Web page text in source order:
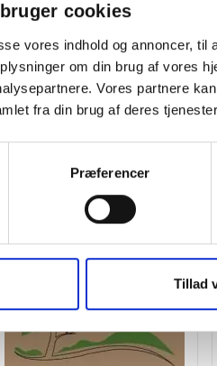
cookies
vores indhold og annoncer,
om din brug af vores
Vores partnere
fra din brug af deres
Præferencer
Tillad
mere og spar